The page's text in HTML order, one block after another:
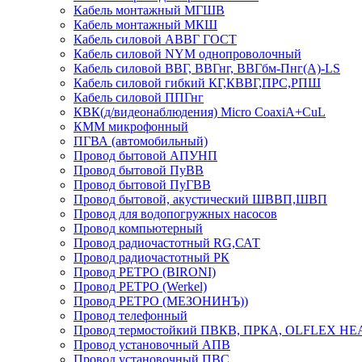
Кабель монтажный МГШВ
Кабель монтажный МКШ
Кабель силовой АВВГ ГОСТ
Кабель силовой NYM однопроволочный
Кабель силовой ВВГ, ВВГнг, ВВГбм-Пнг(А)-LS
Кабель силовой гибкий КГ,КВВГ,ПРС,РПШ
Кабель силовой ППГнг
КВК(д/видеонаблюдения) Micro CoaxiA+CuL
КММ микрофонный
ПГВА (автомобильный)
Провод бытовой АПУНП
Провод бытовой ПуВВ
Провод бытовой ПуГВВ
Провод бытовой, акустический ШВВП,ШВП
Провод для водопогружных насосов
Провод компьютерный
Провод радиочастотный RG,САТ
Провод радиочастотный РК
Провод РЕТРО (BIRONI)
Провод РЕТРО (Werkel)
Провод РЕТРО (МЕЗОНИНЪ))
Провод телефонный
Провод термостойкий ПВКВ, ПРКА, OLFLEX
Провод установочный АПВ